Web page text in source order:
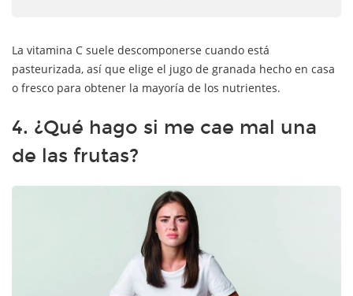
La vitamina C suele descomponerse cuando está
pasteurizada, así que elige el jugo de granada hecho en casa
o fresco para obtener la mayoría de los nutrientes.
4. ¿Qué hago si me cae mal una
de las frutas?